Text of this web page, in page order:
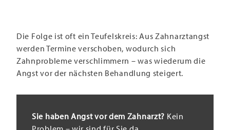
Die Folge ist oft ein Teufelskreis: Aus Zahnarztangst
werden Termine verschoben, wodurch sich
Zahnprobleme verschlimmern – was wiederum die
Angst vor der nächsten Behandlung steigert.
Sie haben Angst vor dem Zahnarzt? Kein